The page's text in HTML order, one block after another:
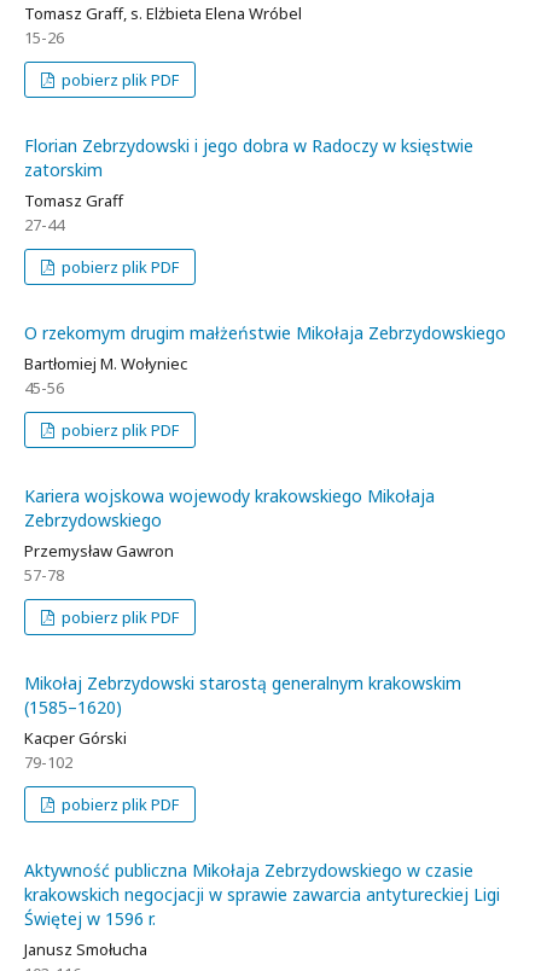
Tomasz Graff, s. Elżbieta Elena Wróbel
15-26
pobierz plik PDF
Florian Zebrzydowski i jego dobra w Radoczy w księstwie
zatorskim
Tomasz Graff
27-44
pobierz plik PDF
O rzekomym drugim małżeństwie Mikołaja Zebrzydowskiego
Bartłomiej M. Wołyniec
45-56
pobierz plik PDF
Kariera wojskowa wojewody krakowskiego Mikołaja
Zebrzydowskiego
Przemysław Gawron
57-78
pobierz plik PDF
Mikołaj Zebrzydowski starostą generalnym krakowskim
(1585–1620)
Kacper Górski
79-102
pobierz plik PDF
Aktywność publiczna Mikołaja Zebrzydowskiego w czasie
krakowskich negocjacji w sprawie zawarcia antytureckiej Ligi
Świętej w 1596 r.
Janusz Smołucha